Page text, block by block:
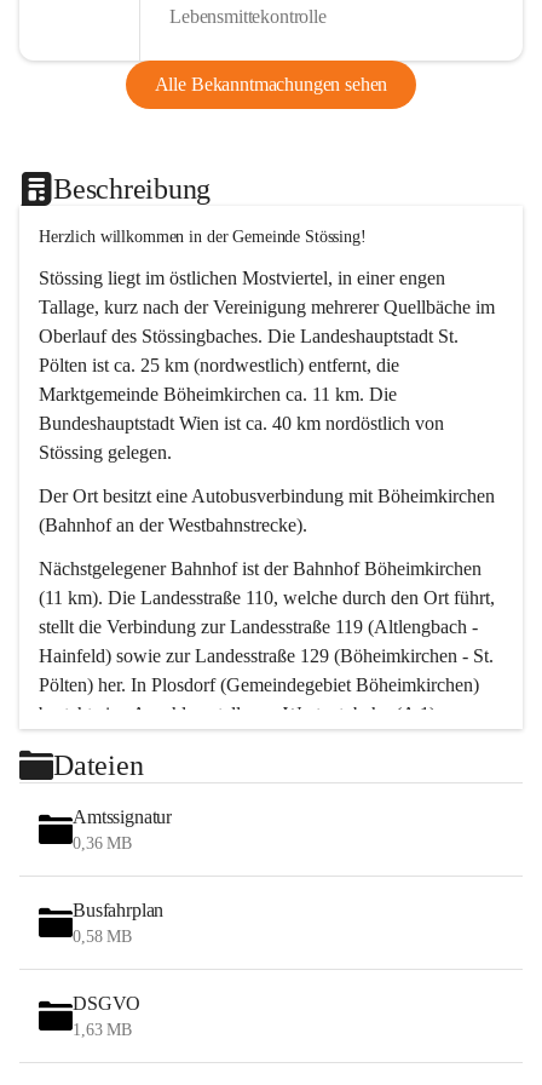
Lebensmittekontrolle
Alle Bekanntmachungen sehen
Beschreibung
Herzlich willkommen in der Gemeinde Stössing!
Stössing liegt im östlichen Mostviertel, in einer engen
Tallage, kurz nach der Vereinigung mehrerer Quellbäche im
Oberlauf des Stössingbaches. Die Landeshauptstadt St.
Pölten ist ca. 25 km (nordwestlich) entfernt, die
Marktgemeinde Böheimkirchen ca. 11 km. Die
Bundeshauptstadt Wien ist ca. 40 km nordöstlich von
Stössing gelegen.
Der Ort besitzt eine Autobusverbindung mit Böheimkirchen
(Bahnhof an der Westbahnstrecke).
Nächstgelegener Bahnhof ist der Bahnhof Böheimkirchen
(11 km). Die Landesstraße 110, welche durch den Ort führt,
stellt die Verbindung zur Landesstraße 119 (Altlengbach -
Hainfeld) sowie zur Landesstraße 129 (Böheimkirchen - St.
Pölten) her. In Plosdorf (Gemeindegebiet Böheimkirchen)
besteht eine Anschlussstelle zur Westautobahn (A 1).
Wien erreicht man in ca. 45 Minuten.
Stössing zählt noch zum Naherholungsraum Wien sowie
zum Naherholungsraum St. Pölten. Viele Bauernhöfe hatten
„ihre Wiener“. Seit 1960 bauten viele Wiener
Wochenendhäuser im Gemeindegebiet. Wegen des
waldreichen Jagdgebietes haben viele Jagdpächter ihre
Das Wandern ist aus touristischer Sicht die bedeutendste
Tätigkeit. Das hügelige Gebiet mit Wanderwegen durch
Wiesen, Wälder und Obstkulturen lädt dazu ein. Gefördert
Dateien
Amtssignatur
0,36 MB
Busfahrplan
0,58 MB
DSGVO
1,63 MB